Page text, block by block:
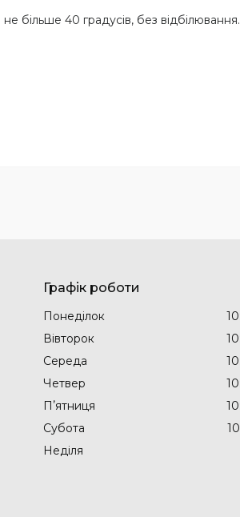
більше 40 градусів, без відбілювання.
Графік роботи
Понеділок
Вівторок
Середа
Четвер
Пʼятниця
Субота
Неділя